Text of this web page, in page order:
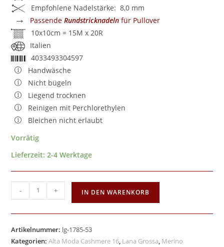
Empfohlene Nadelstärke: 8,0 mm
→ PassendeRundstricknadeln für Pullover
10x10cm = 15M x 20R
Italien
4033493304597
Handwäsche
Nicht bügeln
Liegend trocknen
Reinigen mit Perchlorethylen
Bleichen nicht erlaubt
Vorrätig
Lieferzeit:2-4 Werktage
- + IN DEN WARENKORB
Artikelnummer: lg-1785-53
Kategorien:Alta Moda Cashmere 16, Lana Grossa, Merino